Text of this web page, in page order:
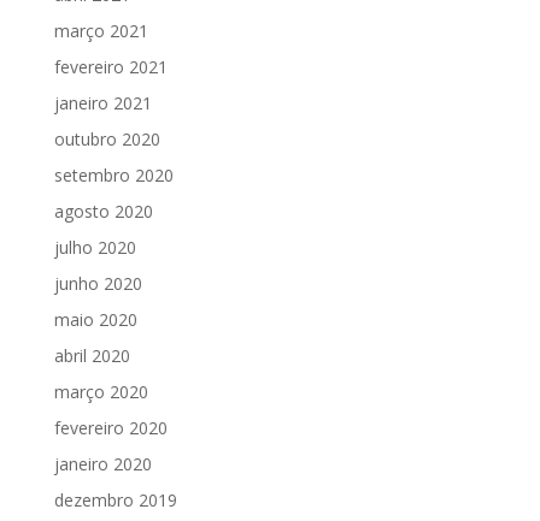
março 2021
fevereiro 2021
janeiro 2021
outubro 2020
setembro 2020
agosto 2020
julho 2020
junho 2020
maio 2020
abril 2020
março 2020
fevereiro 2020
janeiro 2020
dezembro 2019